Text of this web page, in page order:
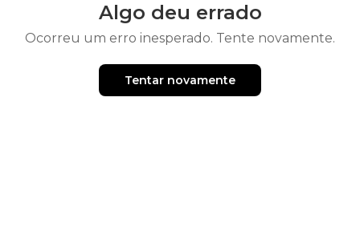
Algo deu errado
Ocorreu um erro inesperado. Tente novamente.
Tentar novamente